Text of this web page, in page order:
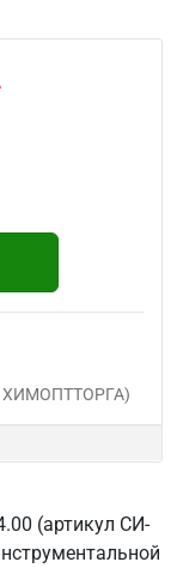
ХИМОПТТОРГА)
(артикул СИ-